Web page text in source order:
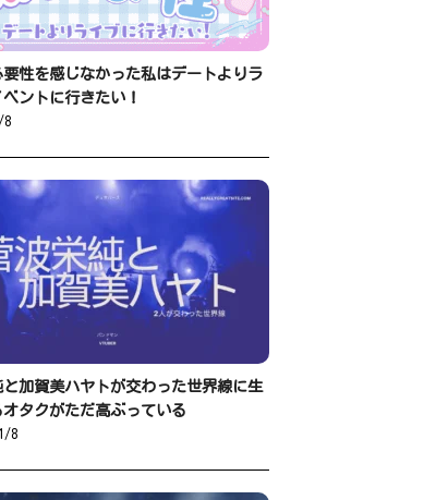
性を感じなかった私はデートよりラ
ントに行きたい！
8
と加賀美ハヤトが交わった世界線に生
オタクがただ高ぶっている
8